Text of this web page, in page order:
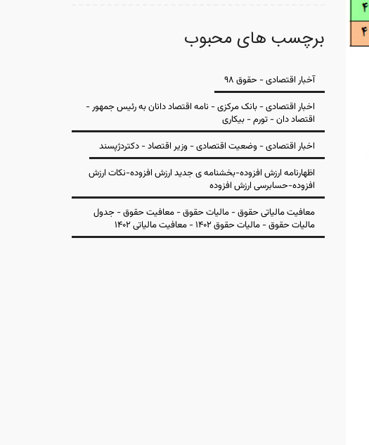
برچسب های محبوب
آخبار اقتصادی - حقوق 98
اخبار اقتصادی - بانک مرکزی - نامه اقتصاد دانان به رئیس جمهور -
اقتصاد دان - تورم - بیکاری
اخبار اقتصادی - وضعیت اقتصادی - وزیر اقتصاد - دکتردژپسند
اظهارنامه ارزش افزوده-بخشنامه ی جدید ارزش افزوده-نکات ارزش
افزوده-حسابرسی ارزش افزوده
معافیت مالیاتی حقوق - مالیات حقوق - معافیت حقوق - جدول
مالیات حقوق - مالیات حقوق 1402 - معافیت مالیاتی 1402